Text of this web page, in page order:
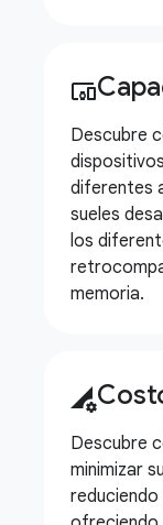
devices_other
Descubre
diferentes
sueles
los
memoria.
perm_data_setting
Descubre
minimizar